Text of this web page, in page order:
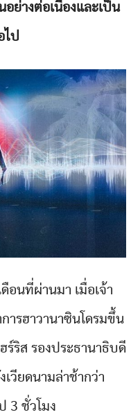
อย่างต่อเนื่องและเป็น
ไป
อนที่ผ่านมา เมื่อเจ้า
ารฮาวานาซินโดรมขึ้น
ริส รองประธานาธิบดี
วียดนามล่าช้ากว่า
3 ชั่วโมง